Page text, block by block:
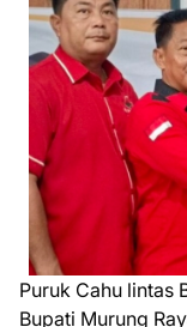
Puruk Cahu lintas
Bupati Murung